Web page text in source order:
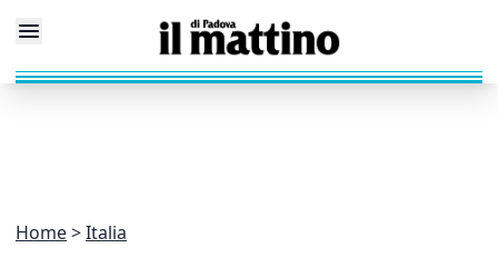
Home Italia